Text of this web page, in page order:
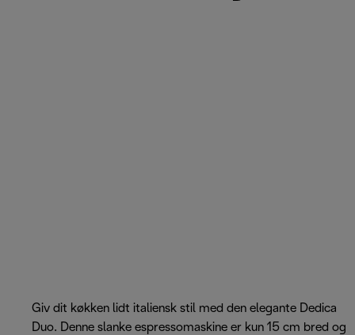
Giv dit køkken lidt italiensk stil med den elegante Dedica
Duo. Denne slanke espressomaskine er kun 15 cm bred og